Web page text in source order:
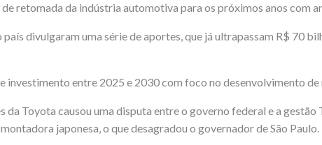
retomada da indústria automotiva para os próximos anos com
divulgaram uma série de aportes, que já ultrapassam R$ 70
investimento entre 2025 e 2030 com foco no desenvolvimento
Toyota causou uma disputa entre o governo federal e a
japonesa, o que desagradou o governador de São Paulo.